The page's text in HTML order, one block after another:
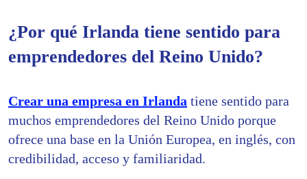
¿Por qué Irlanda tiene sentido para
emprendedores del Reino Unido?
Crear una empresa en Irlanda tiene sentido para
muchos emprendedores del Reino Unido porque
ofrece una base en la Unión Europea, en inglés, con
credibilidad, acceso y familiaridad.